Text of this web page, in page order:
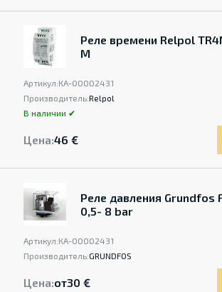
Реле времени Relpol
M
Артикул:КА-00002431
Производитель:Relpol
В наличии ✔
Цена:46 €
Реле давления Grundfos
0,5- 8 bar
Артикул:КА-00002431
Производитель:GRUNDFOS
Цена:от30 €